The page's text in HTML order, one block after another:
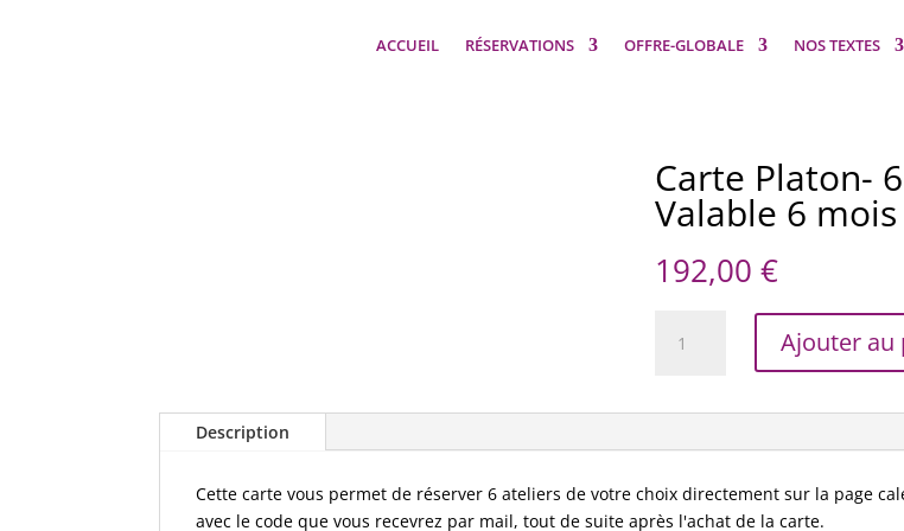
ACCUEIL RÉSERVATIONS OFFRE-GLOBALE NOS TEXTES
Carte Platon-
Valable 6 mois
192,00 €
-
Valable
Ajouter au
Description
Cette carte vous permet de réserver 6 ateliers de votre choix directement sur la page
avec le code que vous recevrez par mail, tout de suite après l'achat de la carte.